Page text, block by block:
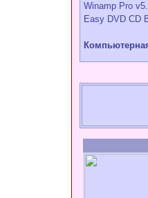
Winamp Pro
Easy DVD CD